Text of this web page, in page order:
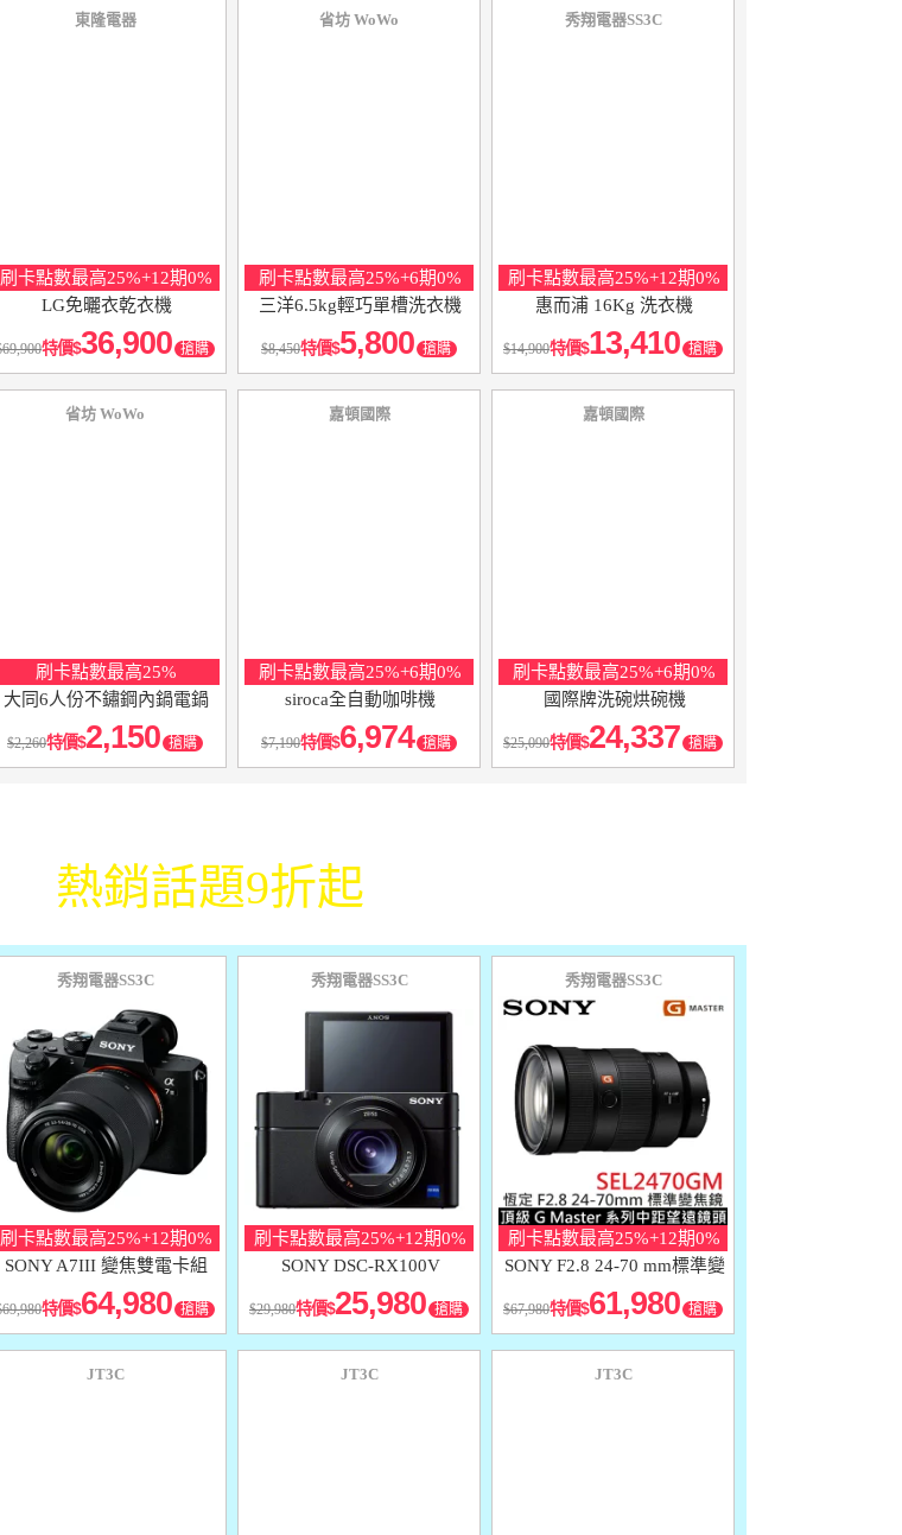
東隆電器
刷卡點數最高25%+12期0%
LG免曬衣乾衣機
69,900特價 36,900 搶購
省坊 WoWo
刷卡點數最高25%+6期0%
三洋6.5kg輕巧單槽洗衣機
8,450特價 5,800 搶購
秀翔電器SS3C
刷卡點數最高25%+12期0%
惠而浦 16Kg 洗衣機
14,900特價 13,410 搶購
省坊 WoWo
刷卡點數最高25%
大同6人份不鏽鋼內鍋電鍋
2,260特價 2,150 搶購
嘉頓國際
刷卡點數最高25%+6期0%
siroca全自動咖啡機
7,190特價 6,974 搶購
嘉頓國際
刷卡點數最高25%+6期0%
國際牌洗碗烘碗機
25,090特價 24,337 搶購
熱銷話題9折起
秀翔電器SS3C
刷卡點數最高25%+12期0%
SONY A7III 變焦雙電卡組
69,980特價 64,980 搶購
秀翔電器SS3C
刷卡點數最高25%+12期0%
SONY DSC-RX100V
RX100M5A
29,980特價 25,980 搶購
秀翔電器SS3C
刷卡點數最高25%+12期0%
SONY F2.8 24-70 mm標準變
焦
67,980特價 61,980 搶購
JT3C JT3C JT3C